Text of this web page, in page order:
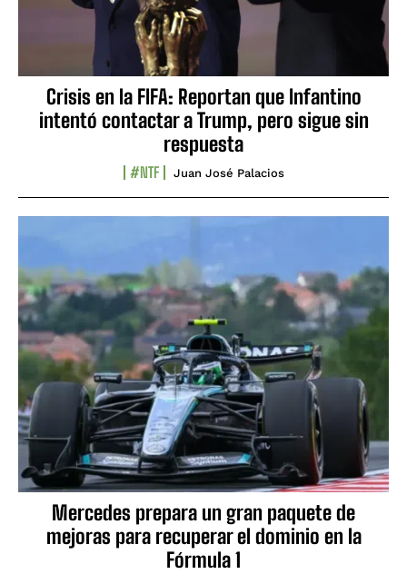
Crisis en la FIFA: Reportan que Infantino
intentó contactar a Trump, pero sigue sin
respuesta
#NTF Juan José Palacios
Mercedes prepara un gran paquete de
mejoras para recuperar el dominio en la
Fórmula 1